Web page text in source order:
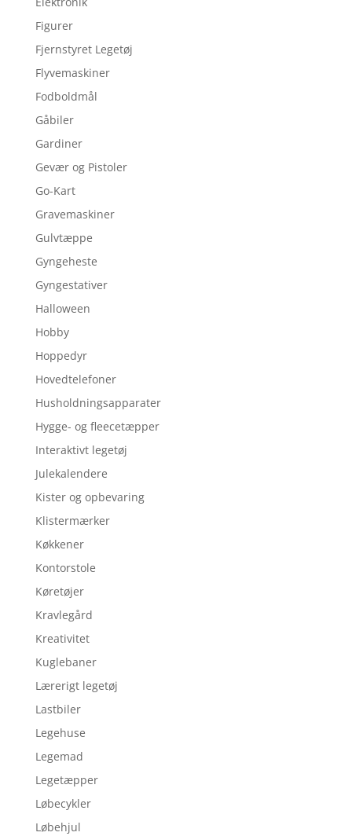
Figurer
Fjernstyret Legetøj
Flyvemaskiner
Fodboldmål
Gåbiler
Gardiner
Gevær og Pistoler
Go-Kart
Gravemaskiner
Gulvtæppe
Gyngeheste
Gyngestativer
Halloween
Hobby
Hoppedyr
Hovedtelefoner
Husholdningsapparater
Hygge- og fleecetæpper
Interaktivt legetøj
Julekalendere
Kister og opbevaring
Klistermærker
Køkkener
Kontorstole
Køretøjer
Kravlegård
Kreativitet
Kuglebaner
Lærerigt legetøj
Lastbiler
Legehuse
Legemad
Legetæpper
Løbecykler
Løbehjul